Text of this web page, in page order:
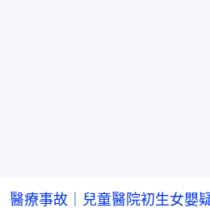
醫療事故｜兒童醫院初生女